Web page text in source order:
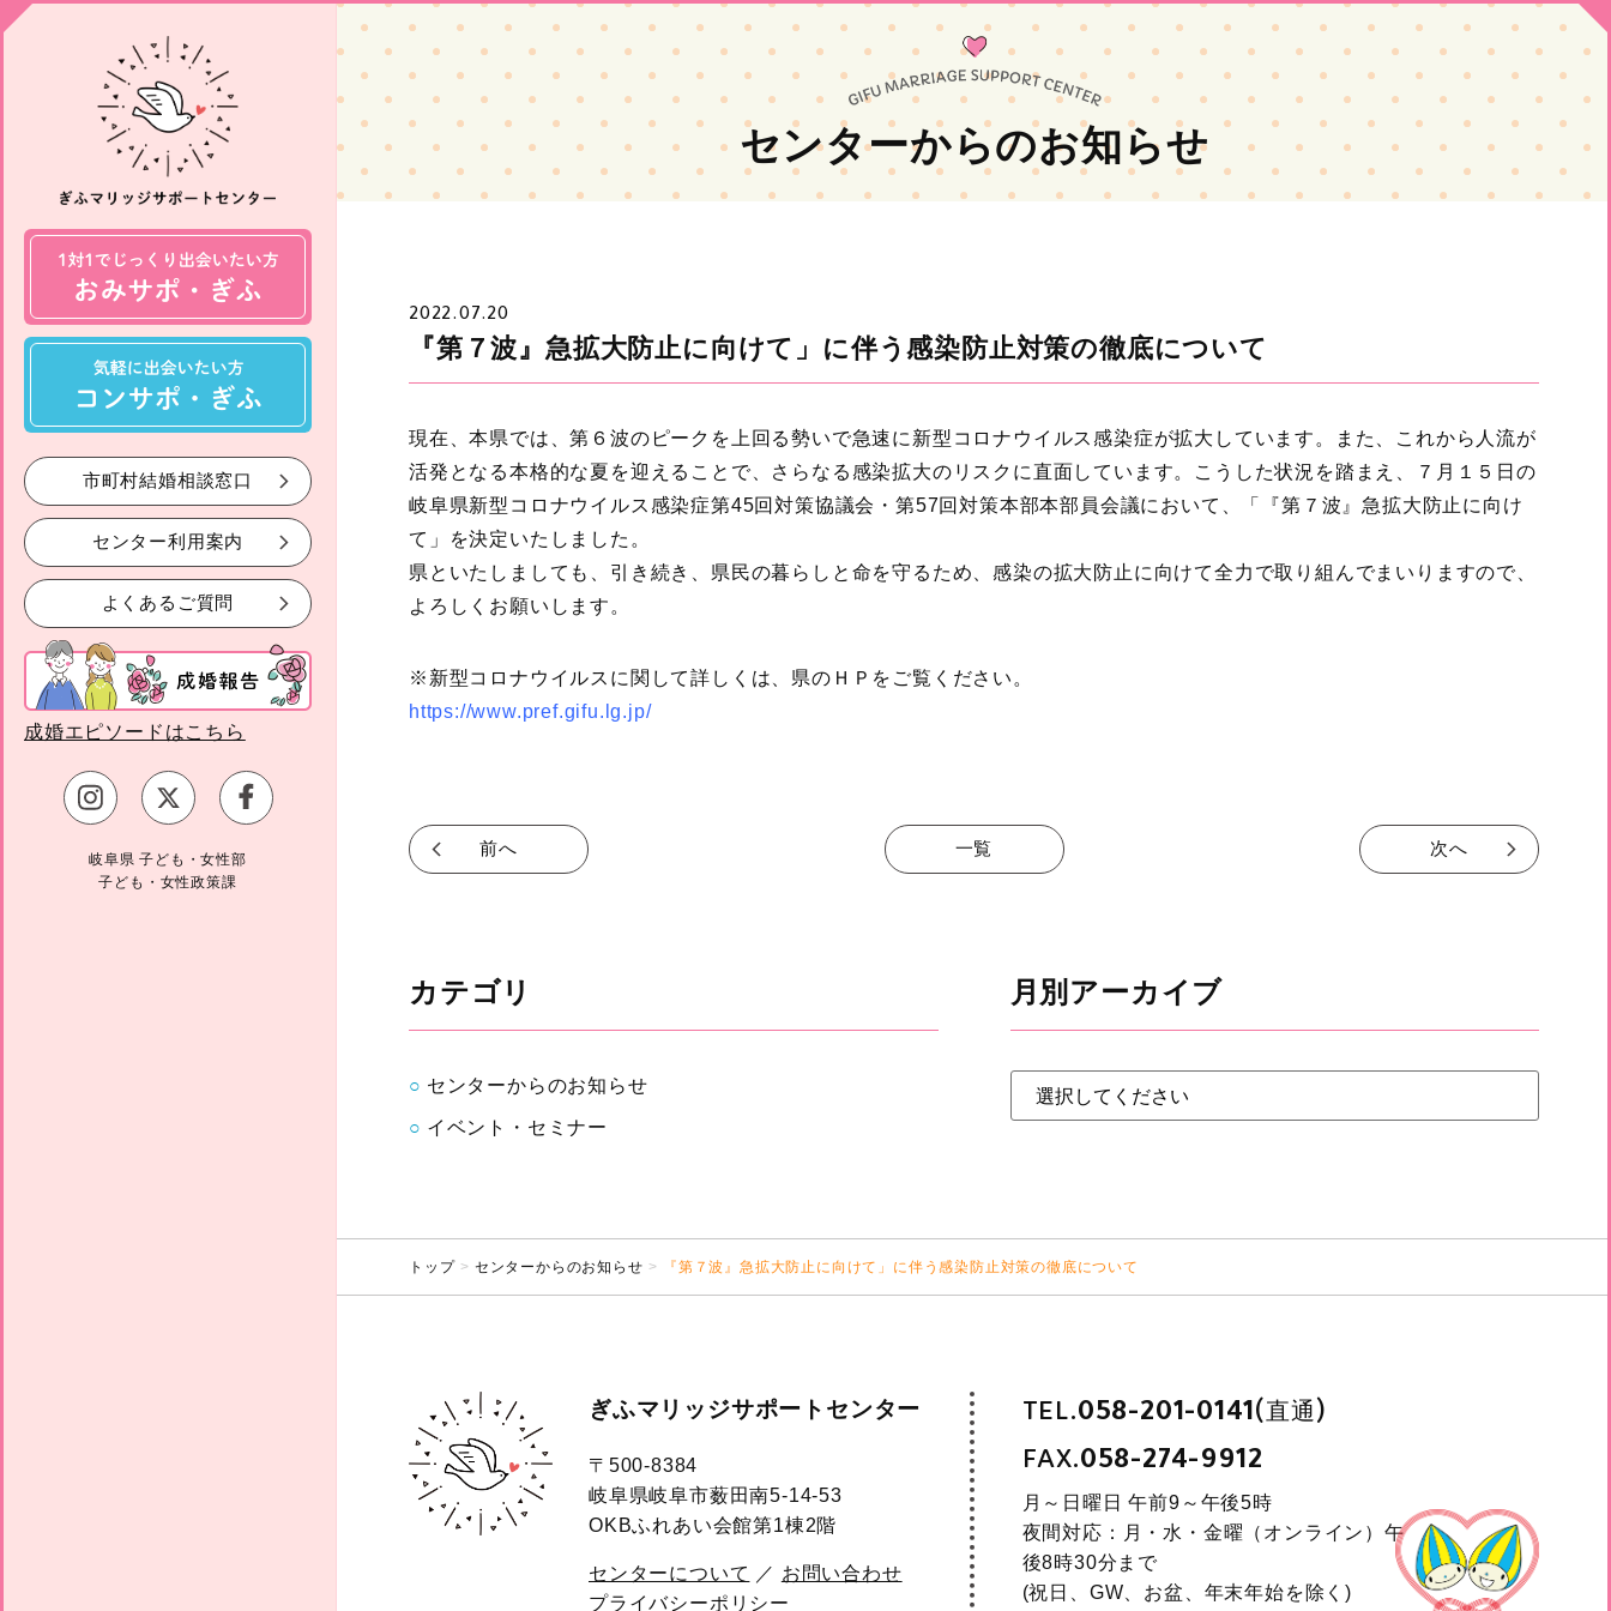
市町村結婚相談窓口
センター利用案内
よくあるご質問
成婚エピソードはこちら
岐阜県 子ども・女性部
子ども・女性政策課
センターからのお知らせ
2022.07.20
『第７波』急拡大防止に向けて」に伴う感染防止対策の徹底について
現在、本県では、第６波のピークを上回る勢いで急速に新型コロナウイルス感染症が拡大しています。また、これから人流が
活発となる本格的な夏を迎えることで、さらなる感染拡大のリスクに直面しています。こうした状況を踏まえ、７月１５日の
岐阜県新型コロナウイルス感染症第45回対策協議会・第57回対策本部本部員会議において、「『第７波』急拡大防止に向け
て」を決定いたしました。
県といたしましても、引き続き、県民の暮らしと命を守るため、感染の拡大防止に向けて全力で取り組んでまいりますので、
よろしくお願いします。
※新型コロナウイルスに関して詳しくは、県のＨＰをご覧ください。
https://www.pref.gifu.lg.jp/
前へ 一覧 次へ
カテゴリ
センターからのお知らせ
イベント・セミナー
月別アーカイブ
トップ センターからのお知らせ 『第７波』急拡大防止に向けて」に伴う感染防止対策の徹底について
ぎふマリッジサポートセンター
〒500-8384
岐阜県岐阜市薮田南5-14-53
OKBふれあい会館第1棟2階
センターについて ／ お問い合わせ
プライバシーポリシー
TEL.058-201-0141(直通)
FAX.058-274-9912
月～日曜日 午前9～午後5時
夜間対応：月・水・金曜（オンライン）午
後8時30分まで
(祝日、GW、お盆、年末年始を除く)